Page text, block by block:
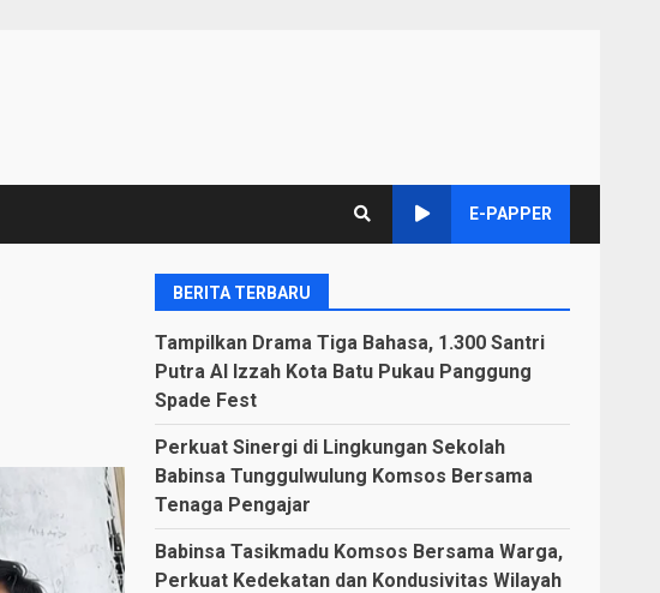
E-PAPPER
BERITA TERBARU
Tampilkan Drama Tiga Bahasa, 1.300 Santri
Putra Al Izzah Kota Batu Pukau Panggung
Spade Fest
Perkuat Sinergi di Lingkungan Sekolah
Babinsa Tunggulwulung Komsos Bersama
Tenaga Pengajar
Babinsa Tasikmadu Komsos Bersama Warga,
Perkuat Kedekatan dan Kondusivitas Wilayah